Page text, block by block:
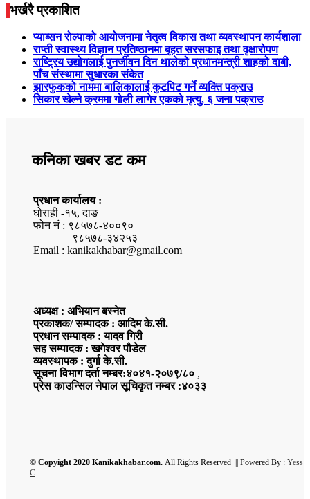
भर्खरै प्रकाशित
प्याब्सन रोल्पाको आयोजनामा नेतृत्व विकास तथा व्यवस्थापन कार्यशाला
राप्ती स्वास्थ्य विज्ञान प्रतिष्ठानमा बृहत सरसफाइ तथा वृक्षारोपण
राष्ट्रिय उद्योगलाई पुनर्जीवन दिन थालेको प्रधानमन्त्री शाहको दाबी,
पाँच संस्थामा सुधारका संकेत
झारफुकको नाममा बालिकालाई कुटपिट गर्ने व्यक्ति पक्राउ
सिकार खेल्ने क्रममा गोली लागेर एकको मृत्यु, ६ जना पक्राउ
कनिका खबर डट कम
प्रधान कार्यालय :
घोराही -१५, दाङ
फोन नं : ९८५७८-४००९०
९८५७८-३४२५३
Email : kanikakhabar@gmail.com
अध्यक्ष : अभियान बस्नेत
प्रकाशक/ सम्पादक : आदिम के.सी.
प्रधान सम्पादक : यादव गिरी
सह सम्पादक : खगेश्वर पौडेल
व्यवस्थापक : दुर्गा के.सी.
सूचना विभाग दर्ता नम्बर:४०४१-२०७९/८० ,
प्रेस काउन्सिल नेपाल सूचिकृत नम्बर :४०३३
© Copyight 2020 Kanikakhabar.com. All Rights Reserved || Powered By : Yess
C